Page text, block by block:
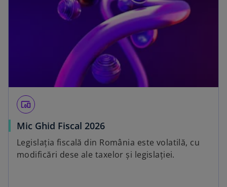
devices_other
Mic Ghid Fiscal 2026
Legislația fiscală din România este volatilă, cu
modificări dese ale taxelor și legislației.